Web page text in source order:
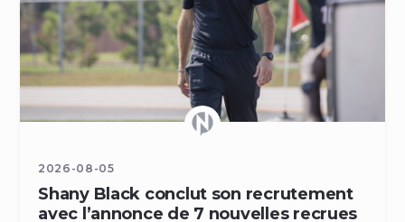
2026-08-05
Shany Black conclut son recrutement
avec l’annonce de 7 nouvelles recrues